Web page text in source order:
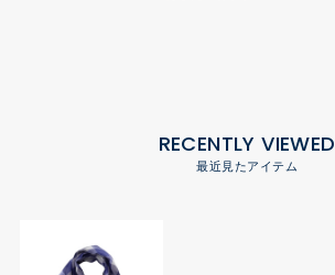
RECENTLY VIEWED
最近見たアイテム